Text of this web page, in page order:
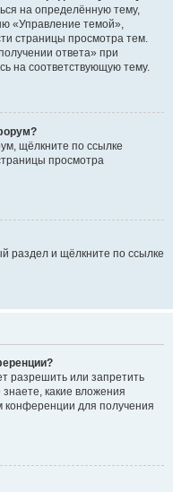
на определённую тему,
«Управление темой»,
страницы просмотра тем.
ответа» при
на соответствующую тему.
щёлкните по ссылке
просмотра
раздел и щёлкните по ссылке
разрешить или запретить
какие вложения
конференции для получения